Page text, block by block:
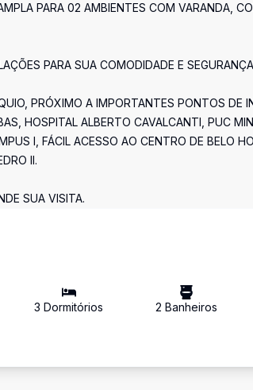
PARA 02 AMBIENTES COM VARANDA,
PARA SUA COMODIDADE E
PRÓXIMO A IMPORTANTES PONTOS DE
HOSPITAL ALBERTO CAVALCANTI, PUC
I, FÁCIL ACESSO AO CENTRO DE BELO
II.
SUA VISITA.
3 Dormitórios 2 Banheiros